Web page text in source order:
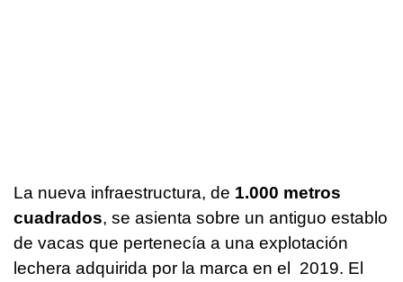
La nueva infraestructura, de 1.000 metros
cuadrados, se asienta sobre un antiguo establo
de vacas que pertenecía a una explotación
lechera adquirida por la marca en el 2019. El